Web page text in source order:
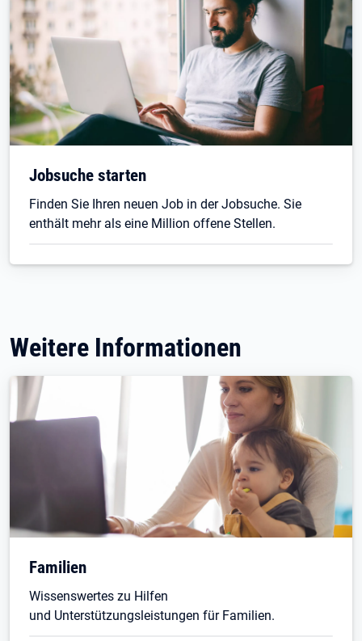
Jobsuche starten
Finden Sie Ihren neuen Job in der Jobsuche. Sie
enthält mehr als eine Million offene Stellen.
Weitere Informationen
Familien
Wissenswertes zu Hilfen
und Unterstützungsleistungen für Familien.